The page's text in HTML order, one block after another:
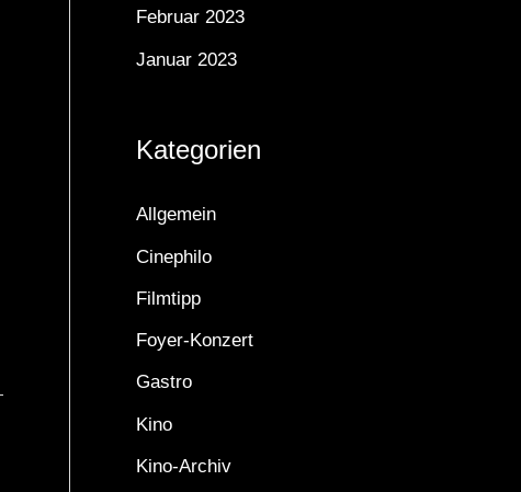
Februar 2023
Januar 2023
Kategorien
Allgemein
Cinephilo
Filmtipp
Foyer-Konzert
Gastro
Kino
Kino-Archiv